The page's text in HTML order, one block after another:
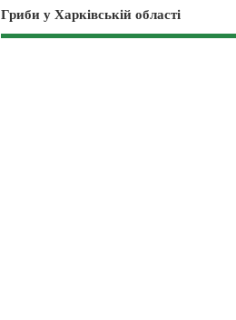
Гриби у Харківській області